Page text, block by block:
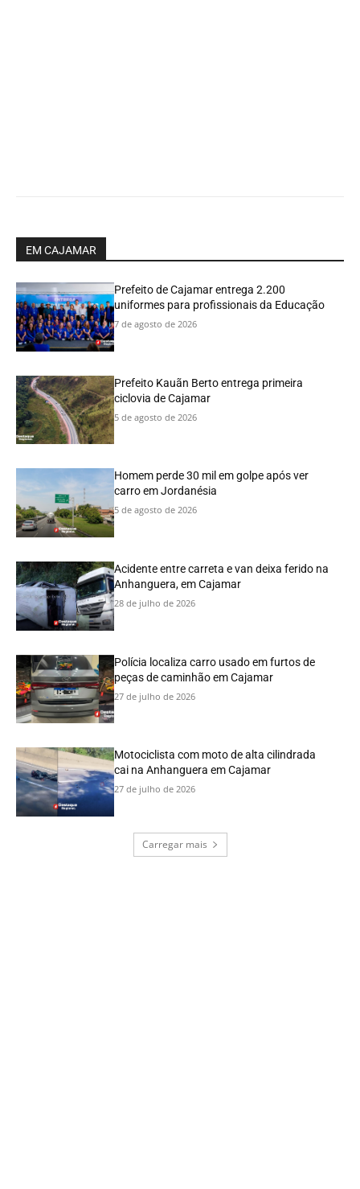
EM CAJAMAR
Prefeito de Cajamar entrega 2.200
uniformes para profissionais da Educação
7 de agosto de 2026
Prefeito Kauãn Berto entrega primeira
ciclovia de Cajamar
5 de agosto de 2026
Homem perde 30 mil em golpe após ver
carro em Jordanésia
5 de agosto de 2026
Acidente entre carreta e van deixa ferido na
Anhanguera, em Cajamar
28 de julho de 2026
Polícia localiza carro usado em furtos de
peças de caminhão em Cajamar
27 de julho de 2026
Motociclista com moto de alta cilindrada
cai na Anhanguera em Cajamar
27 de julho de 2026
Carregar mais